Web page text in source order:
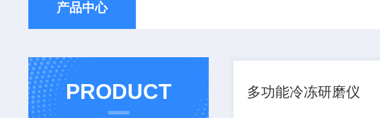
产品中心
PRODUCT 多功能冷冻研磨仪